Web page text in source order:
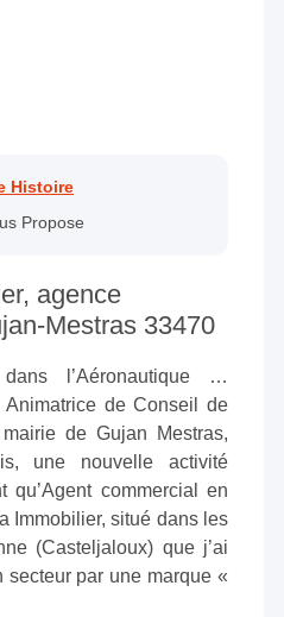
Histoire
Propose
agence
Mestras 33470
l’Aéronautique …
de Conseil de
de Gujan Mestras,
une nouvelle activité
qu’Agent commercial en
Immobilier, situé dans les
(Casteljaloux) que j’ai
secteur par une marque «